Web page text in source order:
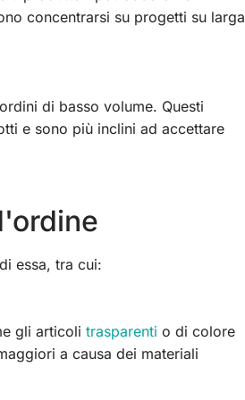
concentrarsi su progetti su larga
di basso volume. Questi
e sono più inclini ad accettare
essa, tra cui:
gli articoli trasparenti o di colore
a causa dei materiali